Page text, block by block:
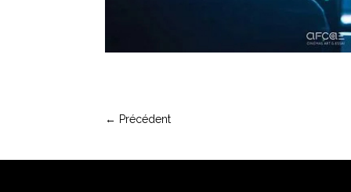
← Précédent